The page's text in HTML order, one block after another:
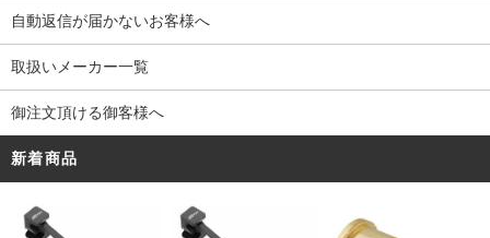
自動返信が届かないお客様へ
取扱いメーカー一覧
御注文頂ける御客様へ
新着商品